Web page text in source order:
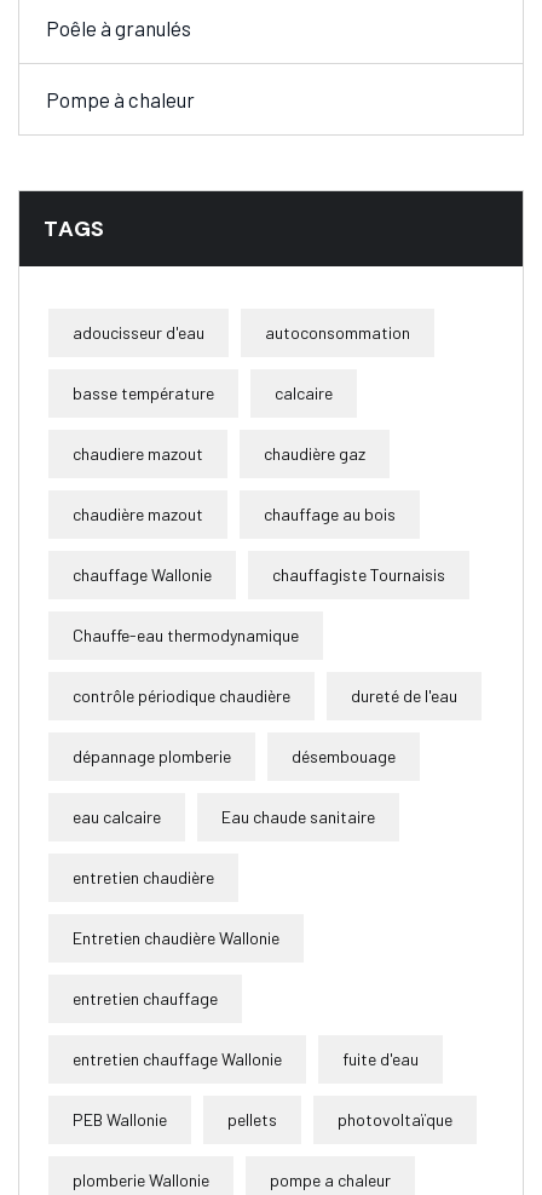
Poêle à granulés
Pompe à chaleur
TAGS
adoucisseur d'eau autoconsommation
basse température calcaire
chaudiere mazout chaudière gaz
chaudière mazout chauffage au bois
chauffage Wallonie chauffagiste Tournaisis
Chauffe-eau thermodynamique
contrôle périodique chaudière dureté de l'eau
dépannage plomberie désembouage
eau calcaire Eau chaude sanitaire
entretien chaudière
Entretien chaudière Wallonie
entretien chauffage
entretien chauffage Wallonie fuite d'eau
PEB Wallonie pellets photovoltaïque
plomberie Wallonie pompe a chaleur